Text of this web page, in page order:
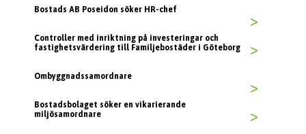
Bostads AB Poseidon söker HR-chef
>
Controller med inriktning på investeringar och
fastighetsvärdering till Familjebostäder i Göteborg
>
Ombyggnadssamordnare
>
Bostadsbolaget söker en vikarierande
miljösamordnare
>